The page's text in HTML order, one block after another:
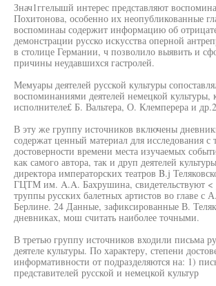
Знач1ггелышй интерес представляют
Похитонова, особенно их неопубликованные
воспоминаы содержит информацию об
демонстрации русско искусства оперной
в столице Германии, ч позволило выявить и
причины неудавшихся гастролей.
Мемуары деятелей русской культуры
воспоминаниями деятелей немецкой культуры,
исполнителе£ Б. Вальтера, О. Клемперера и
В эту же группу источников включены
содержат ценный материал для исследования с
достоверности времени места изучаемых
как самого автора, так и друп деятелей
директора императорских театров B.j
ГЦТМ им. A.A. Бахрушина, свидетельствуют <
труппы русских балетных артистов во главе с
Берлине. 24 Данные, зафиксированные В.
дневниках, мош считать наиболее точными.
В третью группу источников входили письма
деятеле культуры. По характеру, степени
информативности от подразделяются на: 1)
представителей русской и немецкой культур